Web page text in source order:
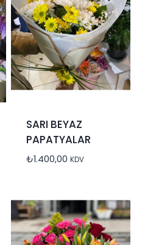
SARI BEYAZ
PAPATYALAR
₺1.400,00 KDV